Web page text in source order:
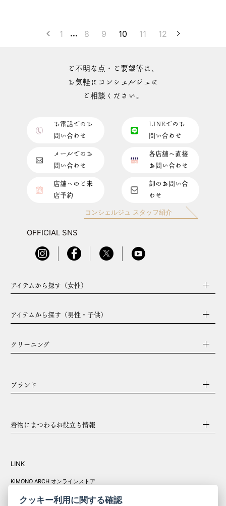
1 ... 8 9 10 11 12
ご不明な点・ご要望等は、
お気軽にコンシェルジュに
ご相談ください。
お電話でのお
問い合わせ
LINEでのお
問い合わせ
メールでのお
問い合わせ
各店舗へ直接
お問い合わせ
店舗へのご来
店予約
卸のお問い合
わせ
コンシェルジュ スタッフ紹介
OFFICIAL SNS
アイテムから探す（女性）
アイテムから探す（男性・子供）
クリーニング
ブランド
着物にまつわるお役立ち情報
LINK
KIMONO ARCH オンラインストア
クッキー利用に関する確認